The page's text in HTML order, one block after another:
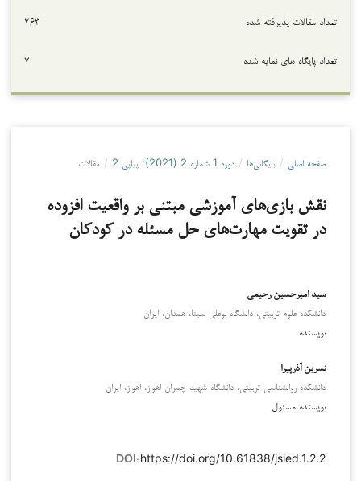
تعداد مقالات پذیرفته شده ۲۶۳
تعداد پایگاه های نمایه شده ۷
صفحه اصلی / بایگانی‌ها / دوره 1 شماره 2 (2021): پیاپی 2 / مقالات
نقش بازی‌های آموزشی مبتنی بر واقعیت افزوده
در تقویت مهارت‌های حل مسئله در کودکان
سید امیرحسین رحیمی
دانشکده علوم تربیتی، دانشگاه بوعلی سینا، همدان، ایران
نویسنده
نسرین آذرپیرا
دانشکده روانشناسی تربیتی، دانشگاه شهید چمران اهواز، اهواز، ایران
نویسنده مسئول
DOI: https://doi.org/10.61838/jsied.1.2.2